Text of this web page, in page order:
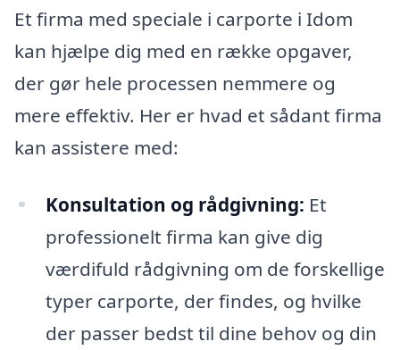
Et firma med speciale i carporte i Idom
kan hjælpe dig med en række opgaver,
der gør hele processen nemmere og
mere effektiv. Her er hvad et sådant firma
kan assistere med:
Konsultation og rådgivning: Et
professionelt firma kan give dig
værdifuld rådgivning om de forskellige
typer carporte, der findes, og hvilke
der passer bedst til dine behov og din